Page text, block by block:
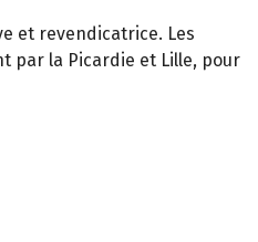
et revendicatrice. Les
par la Picardie et Lille, pour